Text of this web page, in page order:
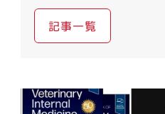
記事一覧